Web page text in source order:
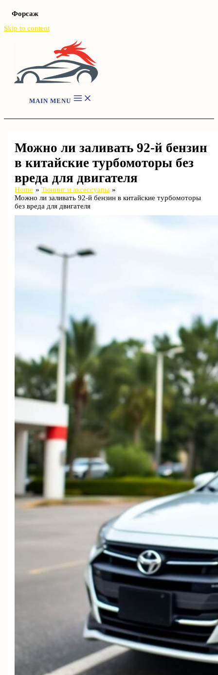
Форсаж
Skip to content
MAIN MENU
Можно ли заливать 92-й бензин
в китайские турбомоторы без
вреда для двигателя
Home
Тюнинг и аксессуары
Можно ли заливать 92-й бензин в китайские турбомоторы
без вреда для двигателя